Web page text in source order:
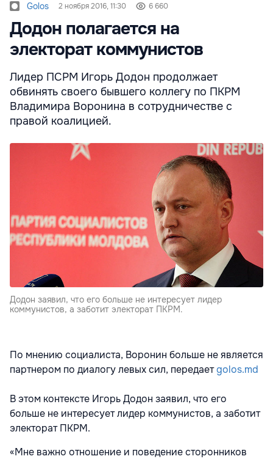
Golos 2 ноября 2016, 11:30 6 660
Додон полагается на
электорат коммунистов
Лидер ПСРМ Игорь Додон продолжает
обвинять своего бывшего коллегу по ПКРМ
Владимира Воронина в сотрудничестве с
правой коалицией.
Додон заявил, что его больше не интересует лидер
коммунистов, а заботит электорат ПКРМ.
По мнению социалиста, Воронин больше не является
партнером по диалогу левых сил, передаетgolos.md
В этом контексте Игорь Додон заявил, что его
больше не интересует лидер коммунистов, а заботит
электорат ПКРМ.
«Мне важно отношение и поведение сторонников